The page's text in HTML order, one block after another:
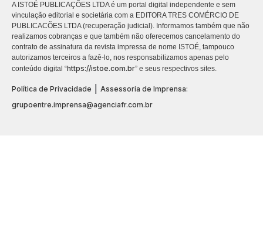
A ISTOÉ PUBLICAÇÕES LTDA é um portal digital independente e sem
vinculação editorial e societária com a EDITORA TRES COMÉRCIO DE
PUBLICACÕES LTDA (recuperação judicial). Informamos também que não
realizamos cobranças e que também não oferecemos cancelamento do
contrato de assinatura da revista impressa de nome ISTOÉ, tampouco
autorizamos terceiros a fazê-lo, nos responsabilizamos apenas pelo
conteúdo digital “https://istoe.com.br” e seus respectivos sites.
Política de Privacidade
Assessoria de Imprensa:
grupoentre.imprensa@agenciafr.com.br